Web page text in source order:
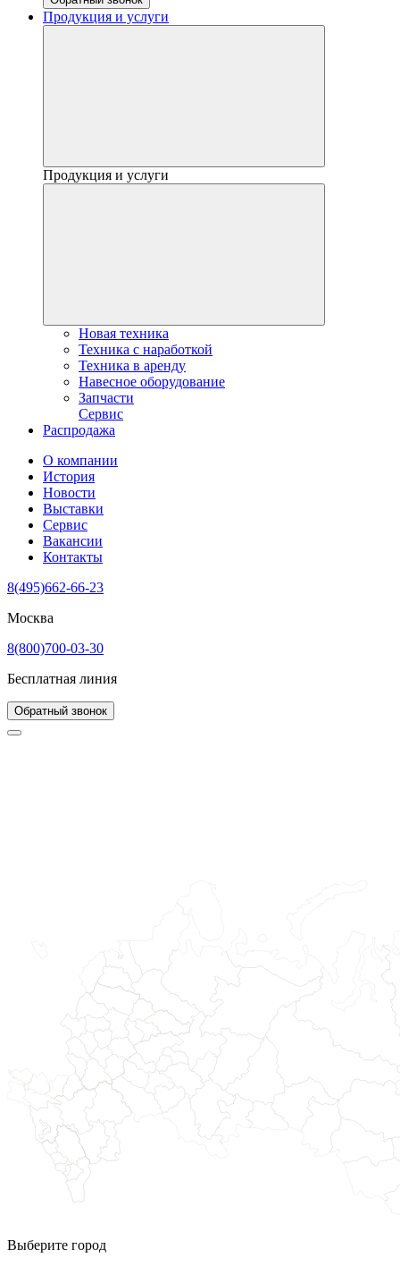
Продукция и услуги
Продукция и услуги
Новая техника
Техника с наработкой
Техника в аренду
Навесное оборудование
Запчасти
Сервис
Распродажа
О компании
История
Новости
Выставки
Сервис
Вакансии
Контакты
8(495)662-66-23
Москва
8(800)700-03-30
Бесплатная линия
Обратный звонок
Выберите город